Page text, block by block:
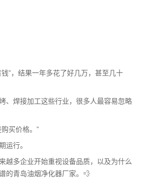
”，结果一年多花了好几万，甚至几十
、焊接加工这些行业，很多人最容易忽略
买价格。”
运行。
越多企业开始重视设备品质，以及为什么
的青岛油烟净化器厂家。💨